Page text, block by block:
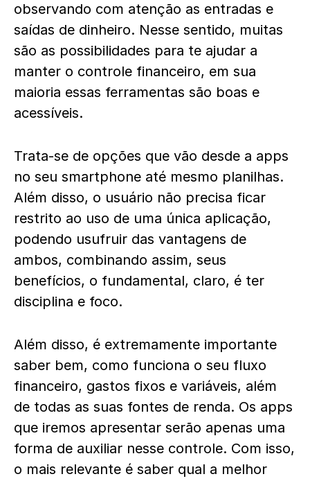
observando com atenção as entradas e
saídas de dinheiro. Nesse sentido, muitas
são as possibilidades para te ajudar a
manter o controle financeiro, em sua
maioria essas ferramentas são boas e
acessíveis.
Trata-se de opções que vão desde a apps
no seu smartphone até mesmo planilhas.
Além disso, o usuário não precisa ficar
restrito ao uso de uma única aplicação,
podendo usufruir das vantagens de
ambos, combinando assim, seus
benefícios, o fundamental, claro, é ter
disciplina e foco.
Além disso, é extremamente importante
saber bem, como funciona o seu fluxo
financeiro, gastos fixos e variáveis, além
de todas as suas fontes de renda. Os apps
que iremos apresentar serão apenas uma
forma de auxiliar nesse controle. Com isso,
o mais relevante é saber qual a melhor